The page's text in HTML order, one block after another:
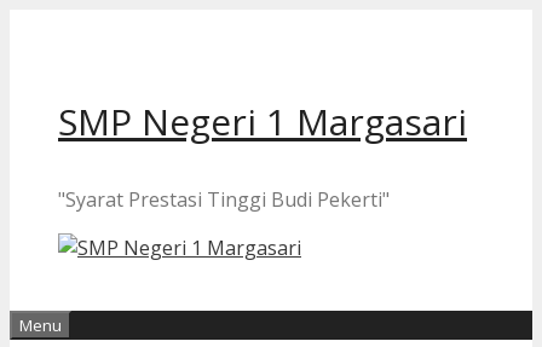
SMP Negeri 1 Margasari
"Syarat Prestasi Tinggi Budi Pekerti"
Menu